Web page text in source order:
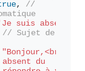
, //
suis absent
// Sujet de
"Bonjour,<br>
du